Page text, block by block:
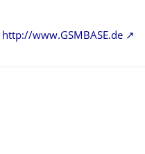
http://www.GSMBASE.de